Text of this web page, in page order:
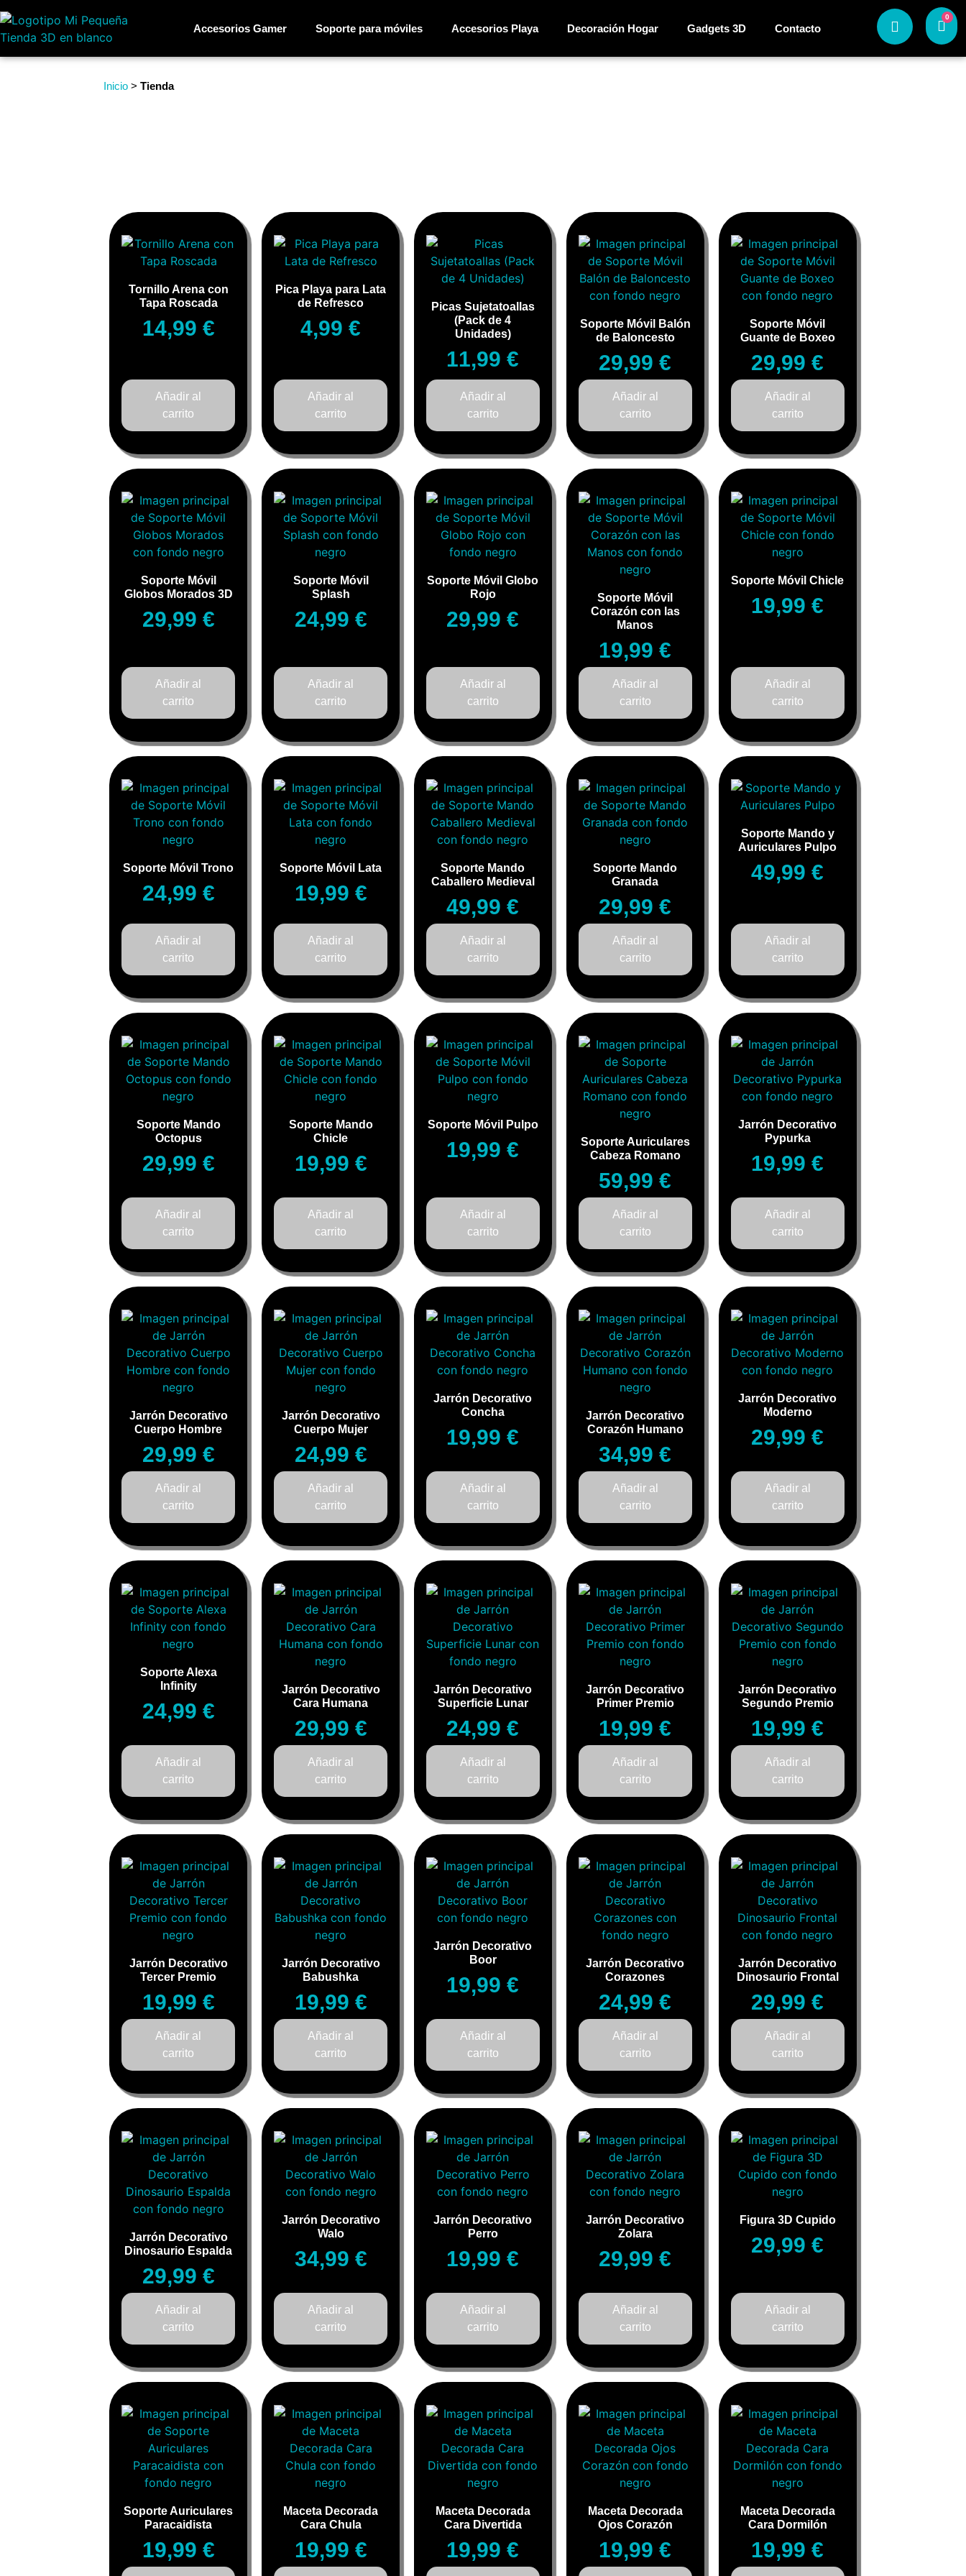
Accesorios Gamer Soporte para móviles Accesorios Playa Decoración Hogar Gadgets 3D Contacto
0
Inicio >Tienda
Tornillo Arena con
Tapa Roscada
14,99 €
Añadir al
carrito
Pica Playa para Lata
de Refresco
4,99€
Añadir al
carrito
Picas Sujetatoallas
(Pack de 4
Unidades)
11,99€
Añadir al
carrito
Soporte Móvil Balón
de Baloncesto
29,99€
Añadir al
carrito
Soporte Móvil
Guante de Boxeo
29,99€
Añadir al
carrito
Soporte Móvil
Globos Morados 3D
29,99 €
Añadir al
carrito
Soporte Móvil
Splash
24,99 €
Añadir al
carrito
Soporte Móvil Globo
Rojo
29,99€
Añadir al
carrito
Soporte Móvil
Corazón con las
Manos
19,99€
Añadir al
carrito
Soporte Móvil Chicle
19,99€
Añadir al
carrito
Soporte Móvil Trono
24,99 €
Añadir al
carrito
Soporte Móvil Lata
19,99 €
Añadir al
carrito
Soporte Mando
Caballero Medieval
49,99€
Añadir al
carrito
Soporte Mando
Granada
29,99€
Añadir al
carrito
Soporte Mando y
Auriculares Pulpo
49,99€
Añadir al
carrito
Soporte Mando
Octopus
29,99 €
Añadir al
carrito
Soporte Mando
Chicle
19,99 €
Añadir al
carrito
Soporte Móvil Pulpo
19,99€
Añadir al
carrito
Soporte Auriculares
Cabeza Romano
59,99€
Añadir al
carrito
Jarrón Decorativo
Pypurka
19,99€
Añadir al
carrito
Jarrón Decorativo
Cuerpo Hombre
29,99 €
Añadir al
carrito
Jarrón Decorativo
Cuerpo Mujer
24,99 €
Añadir al
carrito
Jarrón Decorativo
Concha
19,99€
Añadir al
carrito
Jarrón Decorativo
Corazón Humano
34,99€
Añadir al
carrito
Jarrón Decorativo
Moderno
29,99€
Añadir al
carrito
Soporte Alexa
Infinity
24,99 €
Añadir al
carrito
Jarrón Decorativo
Cara Humana
29,99 €
Añadir al
carrito
Jarrón Decorativo
Superficie Lunar
24,99€
Añadir al
carrito
Jarrón Decorativo
Primer Premio
19,99€
Añadir al
carrito
Jarrón Decorativo
Segundo Premio
19,99€
Añadir al
carrito
Jarrón Decorativo
Tercer Premio
19,99 €
Añadir al
carrito
Jarrón Decorativo
Babushka
19,99 €
Añadir al
carrito
Jarrón Decorativo
Boor
19,99€
Añadir al
carrito
Jarrón Decorativo
Corazones
24,99€
Añadir al
carrito
Jarrón Decorativo
Dinosaurio Frontal
29,99€
Añadir al
carrito
Jarrón Decorativo
Dinosaurio Espalda
29,99 €
Añadir al
carrito
Jarrón Decorativo
Walo
34,99 €
Añadir al
carrito
Jarrón Decorativo
Perro
19,99€
Añadir al
carrito
Jarrón Decorativo
Zolara
29,99€
Añadir al
carrito
Figura 3D Cupido
29,99€
Añadir al
carrito
Soporte Auriculares
Paracaidista
19,99 €
Maceta Decorada
Cara Chula
19,99 €
Maceta Decorada
Cara Divertida
19,99€
Maceta Decorada
Ojos Corazón
19,99€
Maceta Decorada
Cara Dormilón
19,99€